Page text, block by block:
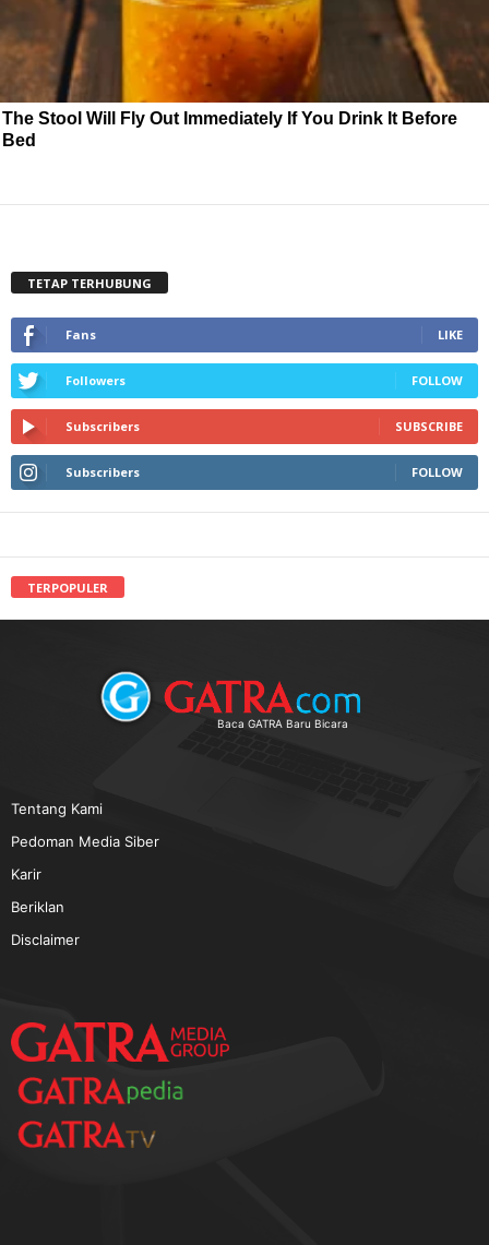
The Stool Will Fly Out Immediately If You Drink It Before
Bed
TETAP TERHUBUNG
Fans LIKE
Followers FOLLOW
Subscribers SUBSCRIBE
Subscribers FOLLOW
TERPOPULER